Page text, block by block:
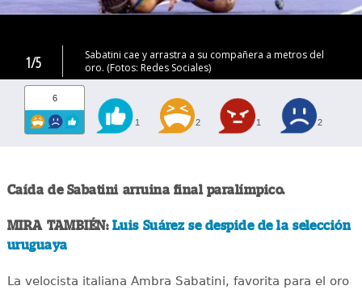
1/5
Sabatini cae y arrastra a su compañera a metros del
oro. (Fotos: Redes Sociales)
6
1 2 1 2
Caída de Sabatini arruina final paralímpico.
MIRA TAMBIÉN:Luis Suárez se despide de la selección
uruguaya
La velocista italiana Ambra Sabatini, favorita para el oro